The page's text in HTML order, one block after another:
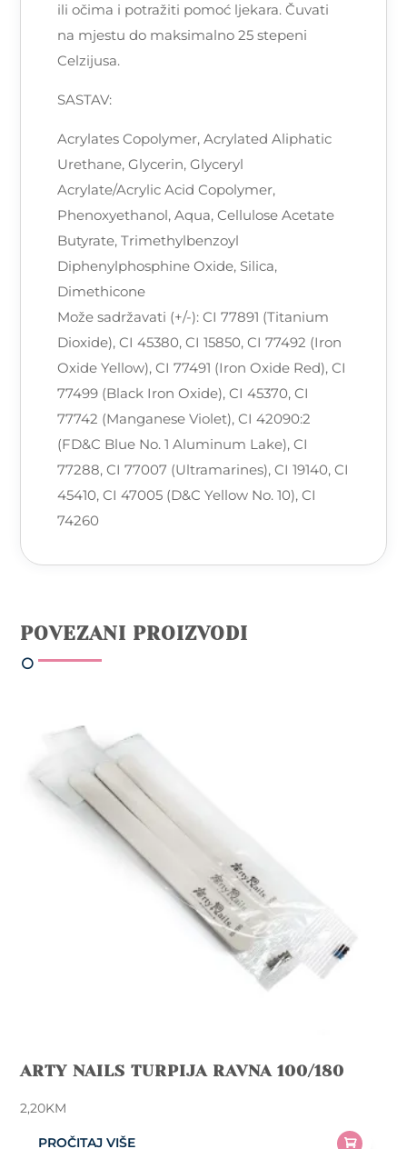
ili očima i potražiti pomoć ljekara. Čuvati
na mjestu do maksimalno 25 stepeni
Celzijusa.
SASTAV:
Acrylates Copolymer, Acrylated Aliphatic
Urethane, Glycerin, Glyceryl
Acrylate/Acrylic Acid Copolymer,
Phenoxyethanol, Aqua, Cellulose Acetate
Butyrate, Trimethylbenzoyl
Diphenylphosphine Oxide, Silica,
Dimethicone
Može sadržavati (+/-): CI 77891 (Titanium
Dioxide), CI 45380, CI 15850, CI 77492 (Iron
Oxide Yellow), CI 77491 (Iron Oxide Red), CI
77499 (Black Iron Oxide), CI 45370, CI
77742 (Manganese Violet), CI 42090:2
(FD&C Blue No. 1 Aluminum Lake), CI
77288, CI 77007 (Ultramarines), CI 19140, CI
45410, CI 47005 (D&C Yellow No. 10), CI
74260
POVEZANI PROIZVODI
ARTY NAILS TURPIJA RAVNA 100/180
2,20KM
PROČITAJ VIŠE